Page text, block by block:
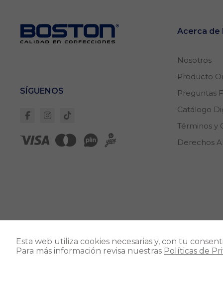
SÍGUENOS
Acerca de
Nosotros
Producto
Preguntas
Catálogo
Términos y
Derechos
Esta web utiliza cookies necesarias y, con tu
Para más información revisa nuestras Políticas de